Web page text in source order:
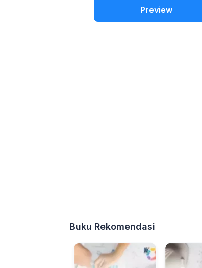
Preview
Buku Rekomendasi